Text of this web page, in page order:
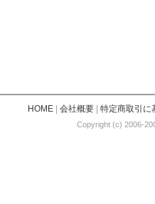
HOME| 会社概要| 特定商取引に
Copyright (c) 2006-